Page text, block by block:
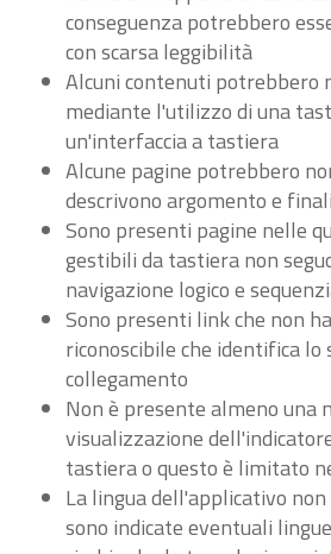
conseguenza potrebbero
con scarsa leggibilità
Alcuni contenuti potrebbero
mediante l'utilizzo di una
un'interfaccia a tastiera
Alcune pagine potrebbero
descrivono argomento e
Sono presenti pagine nelle
gestibili da tastiera non
navigazione logico e
Sono presenti link che non
riconoscibile che identifica lo
collegamento
Non è presente almeno una
visualizzazione
tastiera o questo è limitato
La lingua dell'applicativo
sono indicate eventuali